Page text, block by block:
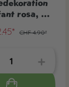
rosa, 3
CHF 4.90*